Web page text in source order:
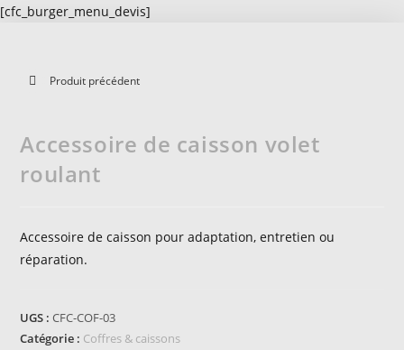
[cfc_burger_menu_devis]
Produit précédent
Accessoire de caisson volet
roulant
Accessoire de caisson pour adaptation, entretien ou
réparation.
UGS :CFC-COF-03
Catégorie : Coffres & caissons